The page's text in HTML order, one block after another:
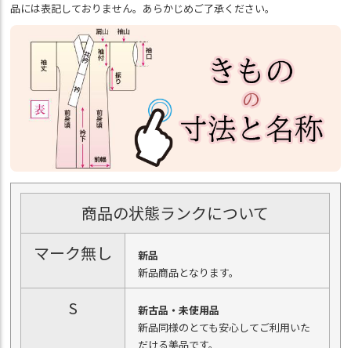
品には表記しておりません。あらかじめご了承ください。
商品の状態ランクについて
マーク無し
新品
新品商品となります。
S
新古品・未使用品
新品同様のとても安心してご利用いた
だける美品です。